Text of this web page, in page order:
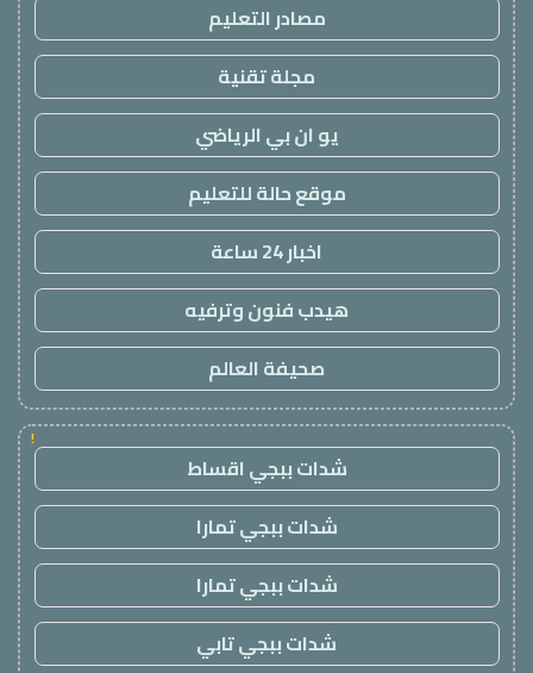
مصادر التعليم
مجلة تقنية
يو ان بي الرياضي
موقع حالة للتعليم
اخبار 24 ساعة
هيدب فنون وترفيه
صحيفة العالم
!
شدات ببجي اقساط
شدات ببجي تمارا
شدات ببجي تمارا
شدات ببجي تابي